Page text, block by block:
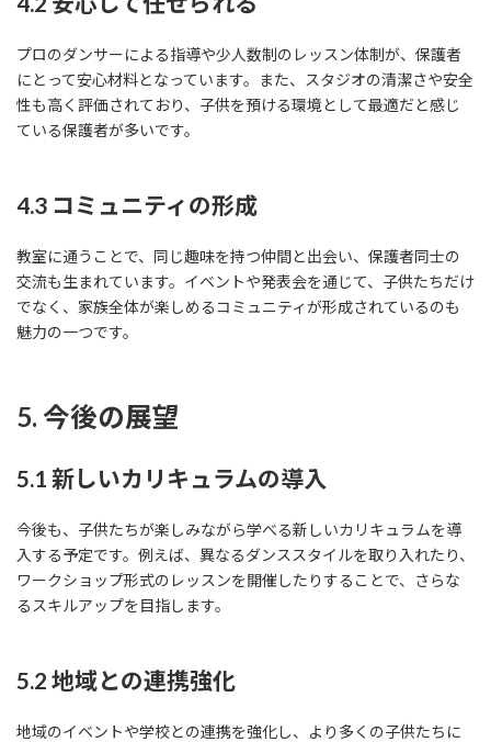
プロのダンサーによる指導や少人数制のレッスン体制が、保護者
にとって安心材料となっています。また、スタジオの清潔さや安全
性も高く評価されており、子供を預ける環境として最適だと感じ
ている保護者が多いです。
4.3 コミュニティの形成
教室に通うことで、同じ趣味を持つ仲間と出会い、保護者同士の
交流も生まれています。イベントや発表会を通じて、子供たちだけ
でなく、家族全体が楽しめるコミュニティが形成されているのも
魅力の一つです。
5. 今後の展望
5.1 新しいカリキュラムの導入
今後も、子供たちが楽しみながら学べる新しいカリキュラムを導
入する予定です。例えば、異なるダンススタイルを取り入れたり、
ワークショップ形式のレッスンを開催したりすることで、さらな
るスキルアップを目指します。
5.2 地域との連携強化
地域のイベントや学校との連携を強化し、より多くの子供たちに